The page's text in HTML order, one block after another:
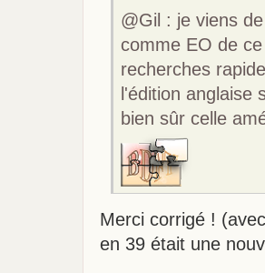
@Gil : je viens
comme EO de
recherches
l'édition anglaise
bien sûr celle
Merci corrigé !
en 39 était une